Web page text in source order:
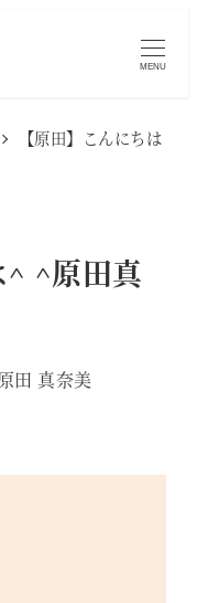
MENU
【原田】こんにちは
^ ^原田真
田 真奈美